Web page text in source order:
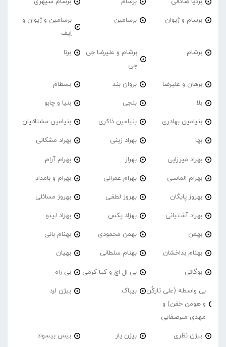
برسام و ژیوان برسامین
برسامین و ژیوان و
اِیف
برشام
برشام و علیرضا جی
جی
برنا
برهان و علیرضا بروان بند بسطام
بلا بنجی بنیا و چابو
بنیامین بهادری بنیامین ذاکری بنیامین مشتاقیان
بها بهراد زینی بهراد مشکانی
بهراد میرزایی بهراز بهرام آرام
بهرام الماسی بهرام عمرانی بهرام و بامداد
بهروز پایگان بهروز لطفی بهروز مسائلی
بهزاد آشتیانی بهزاد پکس بهزاد لیتو
بهمن بهمن محمودی بهنام بانی
بهنام بداخشان بهنام سلطانی بهیان
بوگاتی بی ال اچ و کیا کرمی بی راه
بی واسطه (علی تارکُن
و هومن خفن) و
مهدی میرصفایی
بیباک بیژن لرد
بیژن نظری بیژن یار بیس بیسواد